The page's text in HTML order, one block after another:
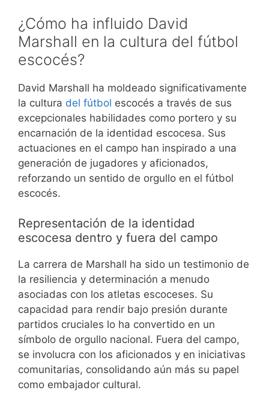
¿Cómo ha influido David
Marshall en la cultura del fútbol
escocés?
David Marshall ha moldeado significativamente
la cultura del fútbol escocés a través de sus
excepcionales habilidades como portero y su
encarnación de la identidad escocesa. Sus
actuaciones en el campo han inspirado a una
generación de jugadores y aficionados,
reforzando un sentido de orgullo en el fútbol
escocés.
Representación de la identidad
escocesa dentro y fuera del campo
La carrera de Marshall ha sido un testimonio de
la resiliencia y determinación a menudo
asociadas con los atletas escoceses. Su
capacidad para rendir bajo presión durante
partidos cruciales lo ha convertido en un
símbolo de orgullo nacional. Fuera del campo,
se involucra con los aficionados y en iniciativas
comunitarias, consolidando aún más su papel
como embajador cultural.